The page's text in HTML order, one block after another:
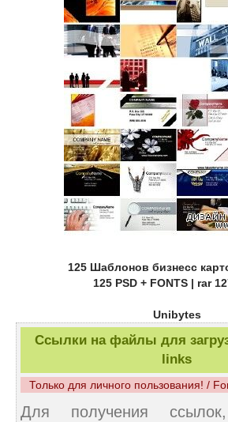
125 Шаблонов бизнесс
125 PSD + FONTS | rar
Unibytes
Ссылки на файлы для
links
Только для личного пользования! /
Для получения